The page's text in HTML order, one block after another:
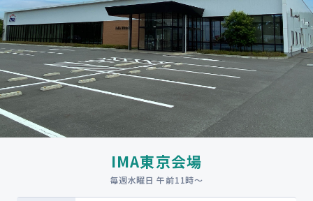
IMA東京会場
毎週水曜日 午前11時〜